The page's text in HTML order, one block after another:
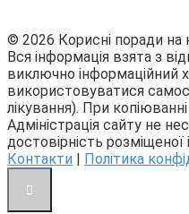
© 2026 Корисні поради
Вся інформація взята з
виключно інформаційний
використовуватися
лікування). При
Адміністрація сайту не
достовірність розміщеної
Контакти
Політика